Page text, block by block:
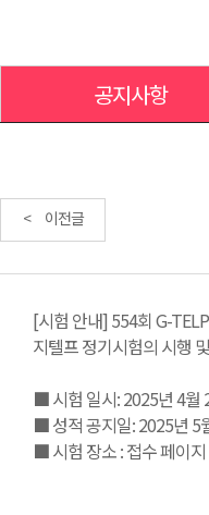
공지사항
< 이전글
[시험 안내] 554회 G-
지텔프 정기시험의 시행
■ 시험 일시: 2025년 4월
■ 성적 공지일: 2025년 5
■ 시험 장소 : 접수 페이